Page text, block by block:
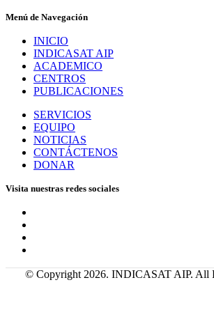
Menú de Navegación
INICIO
INDICASAT AIP
ACADEMICO
CENTROS
PUBLICACIONES
SERVICIOS
EQUIPO
NOTICIAS
CONTÁCTENOS
DONAR
Visita nuestras redes sociales
© Copyright 2026. INDICASAT AIP. All